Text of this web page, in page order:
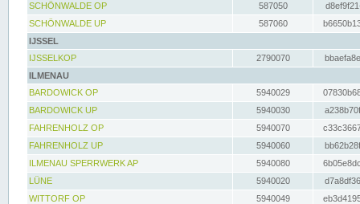
SCHÖNWALDE OP
587050
SCHÖNWALDE UP
587060
IJSSEL
IJSSELKOP
2790070
ILMENAU
BARDOWICK OP
5940029
BARDOWICK UP
5940030
FAHRENHOLZ OP
5940070
FAHRENHOLZ UP
5940060
ILMENAU SPERRWERK AP
5940080
LÜNE
5940020
WITTORF OP
5940049